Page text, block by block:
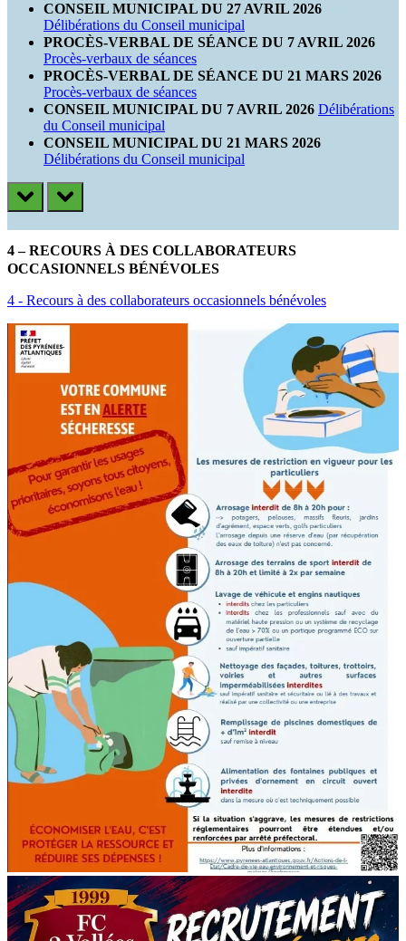
CONSEIL MUNICIPAL DU 27 AVRIL 2026
Délibérations du Conseil municipal
PROCÈS-VERBAL DE SÉANCE DU 7 AVRIL 2026
Procès-verbaux de séances
PROCÈS-VERBAL DE SÉANCE DU 21 MARS 2026
Procès-verbaux de séances
CONSEIL MUNICIPAL DU 7 AVRIL 2026 Délibérations
du Conseil municipal
CONSEIL MUNICIPAL DU 21 MARS 2026
Délibérations du Conseil municipal
prev next
4 – RECOURS À DES COLLABORATEURS
OCCASIONNELS BÉNÉVOLES
4 - Recours à des collaborateurs occasionnels bénévoles